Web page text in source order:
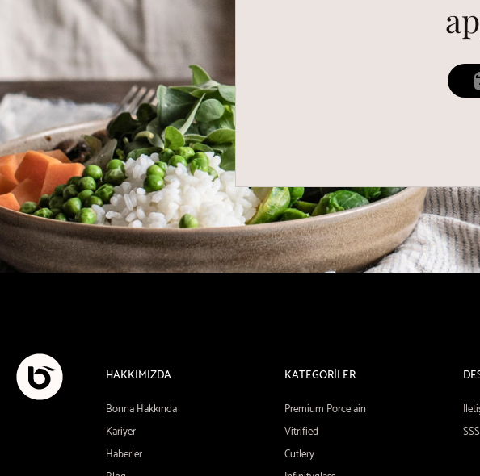
HAKKIMIZDA
Bonna Hakkında
Kariyer
Haberler
KATEGORİLER
Premium Porcelain
Vitrified
Cutlery
SSS